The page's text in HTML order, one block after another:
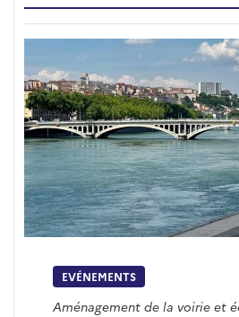
EVÉNEMENTS
Aménagement de la voirie et